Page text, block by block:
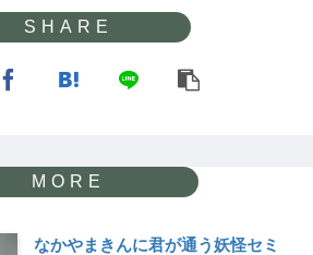
なかやまきんに君が通う妖怪セミ